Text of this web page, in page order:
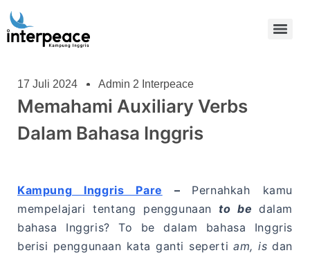
17 Juli 2024 Admin 2 Interpeace
Memahami Auxiliary Verbs
Dalam Bahasa Inggris
Kampung Inggris Pare – Pernahkah kamu
mempelajari tentang penggunaanto be dalam
bahasa Inggris? To be dalam bahasa Inggris
berisi penggunaan kata ganti sepertiam, is dan